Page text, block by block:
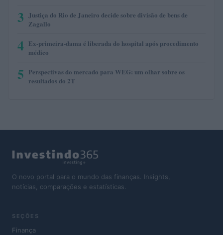
3
Justiça do Rio de Janeiro decide sobre divisão de bens de
Zagallo
4 Ex-primeira-dama é liberada do hospital após procedimento
médico
5 Perspectivas do mercado para WEG: um olhar sobre os
resultados do 2T
O novo portal para o mundo das finanças. Insights,
notícias, comparações e estatísticas.
SEÇÕES
Finança